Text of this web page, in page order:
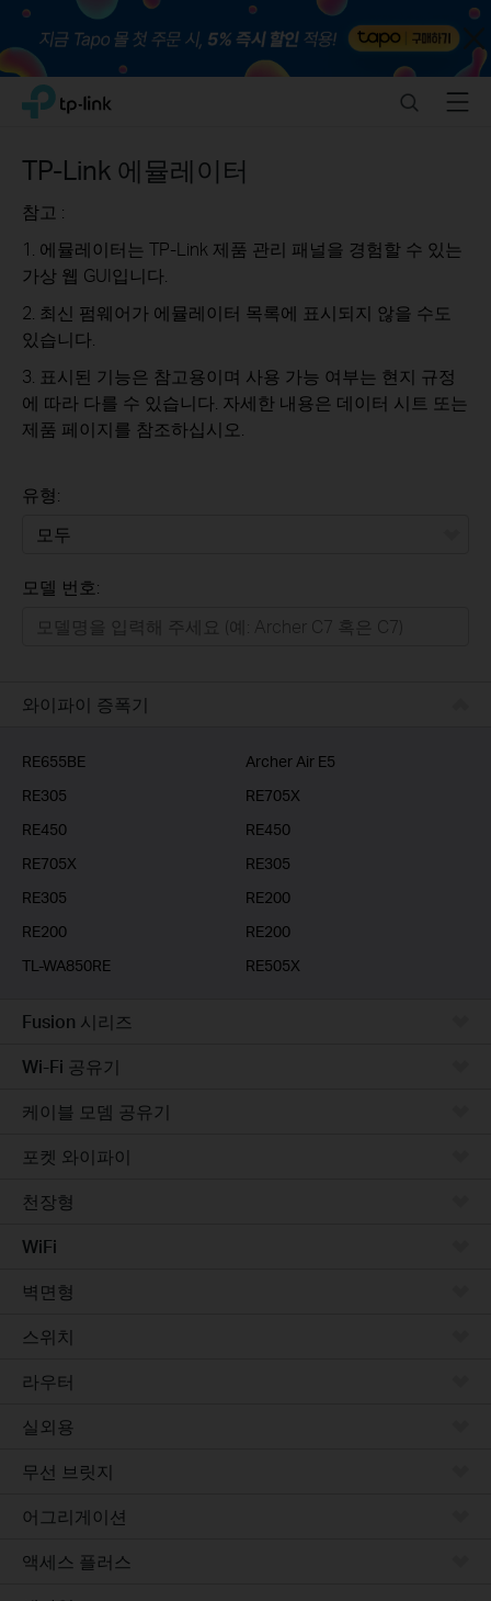
Click
the
navigation
TP-Link, Reliably Smart SearchMenu
TP-Link 에뮬레이터
참고 :
1. 에뮬레이터는 TP-Link 제품 관리 패널을 경험할 수 있는
가상 웹 GUI입니다.
2. 최신 펌웨어가 에뮬레이터 목록에 표시되지 않을 수도
있습니다.
3. 표시된 기능은 참고용이며 사용 가능 여부는 현지 규정
에 따라 다를 수 있습니다. 자세한 내용은 데이터 시트 또는
제품 페이지를 참조하십시오.
유형:
기업용
모델 번호:
와이파이 증폭기
RE655BE
Archer Air E5
RE305
RE705X
RE450
RE450
RE705X
RE305
RE305
RE200
RE200
RE200
TL-WA850RE
RE505X
Fusion 시리즈
Wi-Fi 공유기
케이블 모뎀 공유기
포켓 와이파이
천장형
WiFi
벽면형
스위치
라우터
실외용
무선 브릿지
어그리게이션
액세스 플러스